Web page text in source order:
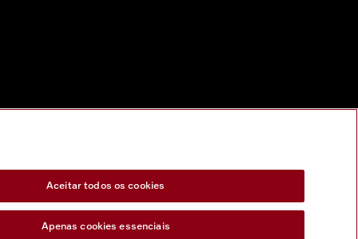
Aceitar todos os cookies
Apenas cookies essenciais